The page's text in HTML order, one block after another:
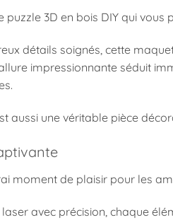
3D en bois DIY qui
détails soignés, cette
impressionnante séduit
aussi une véritable pièce
moment de plaisir pour les
avec précision, chaque